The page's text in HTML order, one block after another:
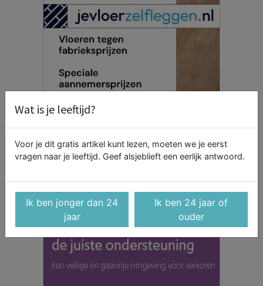
Wat is je leeftijd?
Voor je dit gratis artikel kunt lezen, moeten we je eerst
vragen naar je leeftijd. Geef alsjeblieft een eerlijk antwoord.
Ik ben jonger dan 24
jaar
Ik ben 24 jaar of
ouder